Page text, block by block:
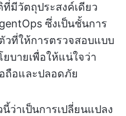
มีวัตถุประสงค์เดียว
ซึ่งเป็นชั้นการ
วที่ให้การตรวจสอบแบบ
บายเพื่อให้แน่ใจว่า
ถือและปลอดภัย
ว่าเป็นการเปลี่ยนแปลง